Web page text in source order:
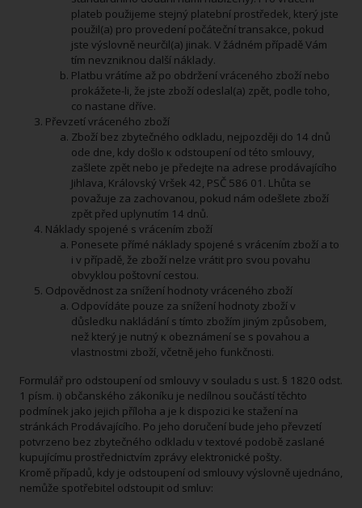
plateb použijeme stejný platební prostředek, který jste
použil(a) pro provedení počáteční transakce, pokud
jste výslovně neurčil(a) jinak. V žádném případě Vám
tím nevzniknou další náklady.
Platbu vrátíme až po obdržení vráceného zboží nebo
prokážete-li, že jste zboží odeslal(a) zpět, podle toho,
co nastane dříve.
Převzetí vráceného zboží
Zboží bez zbytečného odkladu, nejpozději do 14 dnů
ode dne, kdy došlo к odstoupení od této smlouvy,
zašlete zpět nebo je předejte na adrese prodávajícího
Jihlava, Královský Vršek 42, PSČ 586 01. Lhůta se
považuje za zachovanou, pokud nám odešlete zboží
zpět před uplynutím 14 dnů.
Náklady spojené s vrácením zboží
Ponesete přímé náklady spojené s vrácením zboží a to
i v případě, že zboží nelze vrátit pro svou povahu
obvyklou poštovní cestou.
Odpovědnost za snížení hodnoty vráceného zboží
Odpovídáte pouze za snížení hodnoty zboží v
důsledku nakládání s tímto zbožím jiným způsobem,
než který je nutný к obeznámení se s povahou a
vlastnostmi zboží, včetně jeho funkčnosti.
Formulář pro odstoupení od smlouvy v souladu s ust. § 1820 odst.
1 písm. i) občanského zákoníku je nedílnou součástí těchto
podmínek jako jejich příloha a je k dispozici ke stažení na
stránkách Prodávajícího. Po jeho doručení bude jeho převzetí
potvrzeno bez zbytečného odkladu v textové podobě zaslané
kupujícímu prostřednictvím zprávy elektronické pošty.
Kromě případů, kdy je odstoupení od smlouvy výslovně ujednáno,
nemůže spotřebitel odstoupit od smluv: